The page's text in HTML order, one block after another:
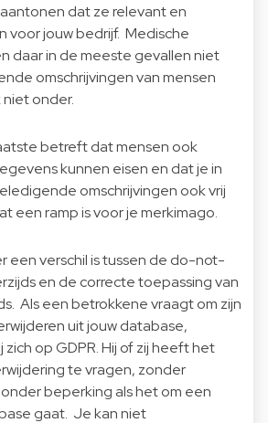
dat ze relevant en
voor jouw bedrijf. Medische
daar in de meeste gevallen niet
omschrijvingen van mensen
onder.
betreft dat mensen ook
kunnen eisen en dat je in
omschrijvingen ook vrij
een ramp is voor je merkimago.
een verschil is tussen de do-not-
en de correcte toepassing van
Als een betrokkene vraagt om zijn
uit jouw database,
zich op GDPR. Hij of zij heeft het
te vragen, zonder
beperking als het om een
gaat. Je kan niet